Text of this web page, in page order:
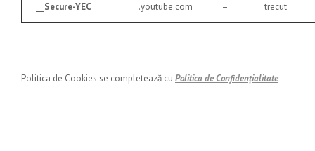
__Secure-YEC .youtube.com – trecut
Politica de Cookies se completează cu Politica de Confidențialitate